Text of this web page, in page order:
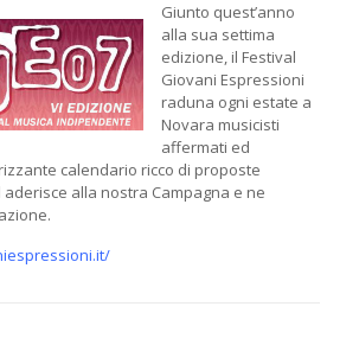
Giunto quest’anno
alla sua settima
edizione, il Festival
Giovani Espressioni
raduna ogni estate a
Novara musicisti
affermati ed
calendario ricco di proposte
aderisce alla nostra Campagna e ne